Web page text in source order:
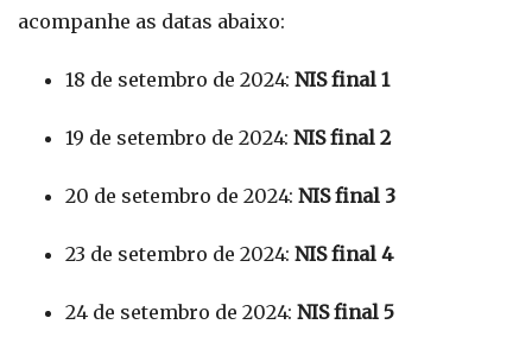
acompanhe as datas abaixo:
18 de setembro de 2024: NIS final 1
19 de setembro de 2024: NIS final 2
20 de setembro de 2024: NIS final 3
23 de setembro de 2024: NIS final 4
24 de setembro de 2024: NIS final 5